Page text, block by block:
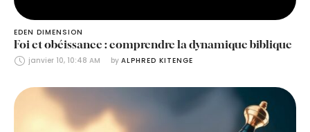
EDEN DIMENSION
Foi et obéissance : comprendre la dynamique biblique
janvier 10, 10:48 AM by ALPHRED KITENGE